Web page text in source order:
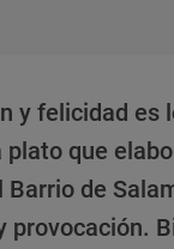
y felicidad es
plato que
Barrio de
provocación.